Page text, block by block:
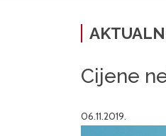
Cijene
06.11.2019.